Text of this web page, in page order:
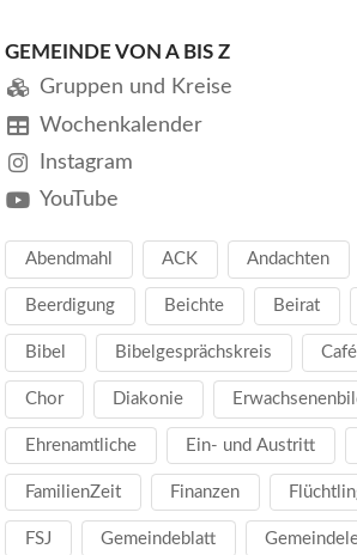
GEMEINDE VON A BIS Z
Gruppen und Kreise
Wochenkalender
Instagram
YouTube
Abendmahl ACK Andachten
Beerdigung Beichte Beirat
Bibel Bibelgesprächskreis
Chor Diakonie
Ehrenamtliche Ein- und Austritt
FamilienZeit Finanzen
FSJ Gemeindeblatt